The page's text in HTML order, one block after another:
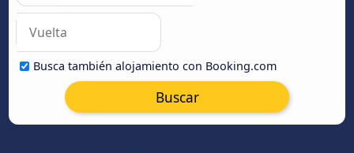
Busca también alojamiento con Booking.com
Buscar